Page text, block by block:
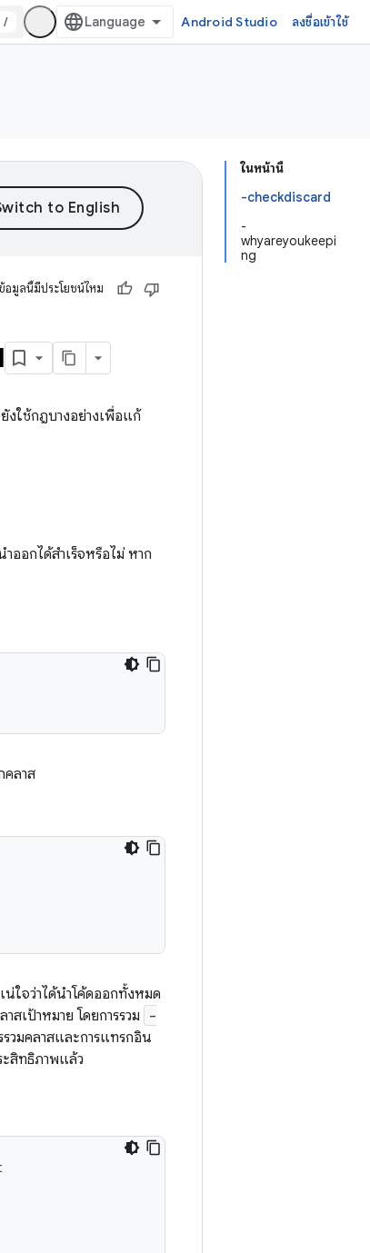
/ Android Studio ลงชื่อเข้าใช้
ในหน้านี้
-checkdiscard
-
whyareyoukeepi
ng
ข้อมูลนี้มีประโยชน์ไหม
งใช้กฎบางอย่างเพื่อแก้
ออกได้สำเร็จหรือไม่ หาก
คลาส
ใจว่าได้นำโค้ดออกทั้งหมด
เป้าหมาย โดยการรวม
-
วมคลาสและการแทรกอิน
สิทธิภาพแล้ว